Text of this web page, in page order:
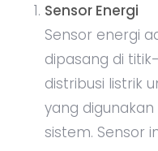
Sensor Energi
Sensor energi
dipasang di
distribusi listrik
yang
sistem. Sensor